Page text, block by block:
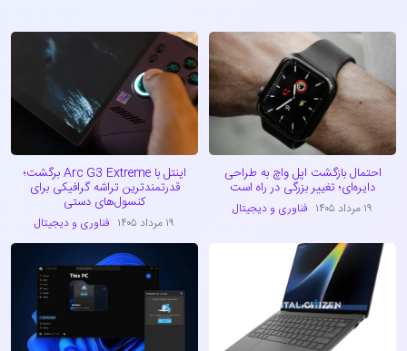
احتمال بازگشت اپل واچ به طراحی
دایره‌ای؛ تغییر بزرگی در راه است
۱۹ مرداد ۱۴۰۵ فناوری و دیجیتال
اینتل با Arc G3 Extreme برگشت؛
قدرتمندترین تراشه گرافیکی برای
کنسول‌های دستی
۱۹ مرداد ۱۴۰۵ فناوری و دیجیتال